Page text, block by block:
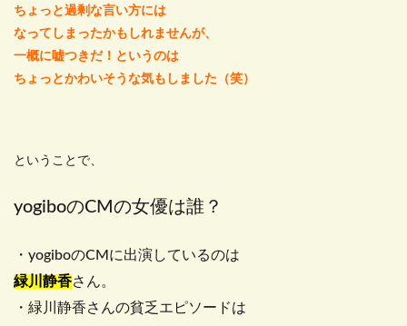
ちょっと過剰な言い方には
なってしまったかもしれませんが、
一概に嘘つきだ！というのは
ちょっとかわいそうな気もしました（笑）
ということで、
yogiboのCMの女優は誰？
・yogiboのCMに出演しているのは
緑川静香さん。
・緑川静香さんの貧乏エピソードは